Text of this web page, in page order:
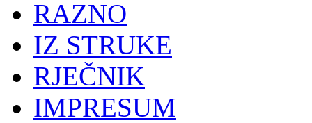
RAZNO
IZ STRUKE
RJEČNIK
IMPRESUM